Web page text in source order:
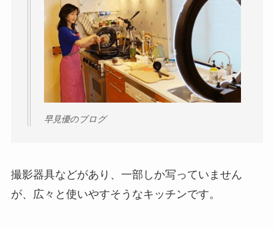
早見優のブログ
撮影器具などがあり、一部しか写っていません
が、広々と使いやすそうなキッチンです。